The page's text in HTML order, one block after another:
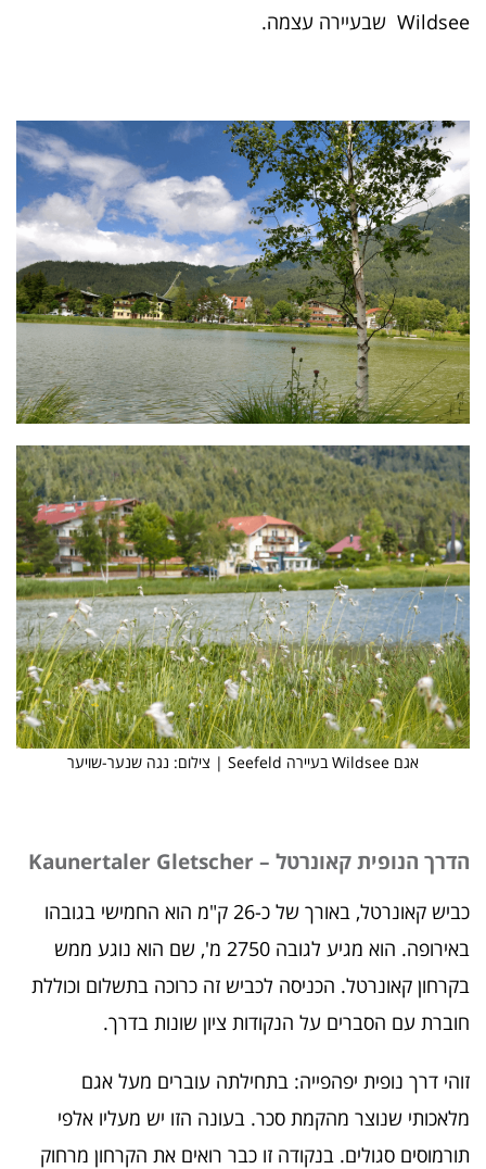
Wildsee שבעיירה עצמה.
אגם Wildsee בעיירה Seefeld | צילום: נגה שנער-שויער
הדרך הנופית קאונרטל – Kaunertaler Gletscher
כביש קאונרטל, באורך של כ-26 ק"מ הוא החמישי בגובהו
באירופה. הוא מגיע לגובה 2750 מ', שם הוא נוגע ממש
בקרחון קאונרטל. הכניסה לכביש זה כרוכה בתשלום וכוללת
חוברת עם הסברים על הנקודות ציון שונות בדרך.
זוהי דרך נופית יפהפייה: בתחילתה עוברים מעל אגם
מלאכותי שנוצר מהקמת סכר. בעונה הזו יש מעליו אלפי
תורמוסים סגולים. בנקודה זו כבר רואים את הקרחון מרחוק